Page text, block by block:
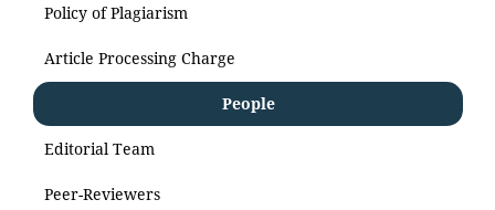
Policy of Plagiarism
Article Processing Charge
People
Editorial Team
Peer-Reviewers